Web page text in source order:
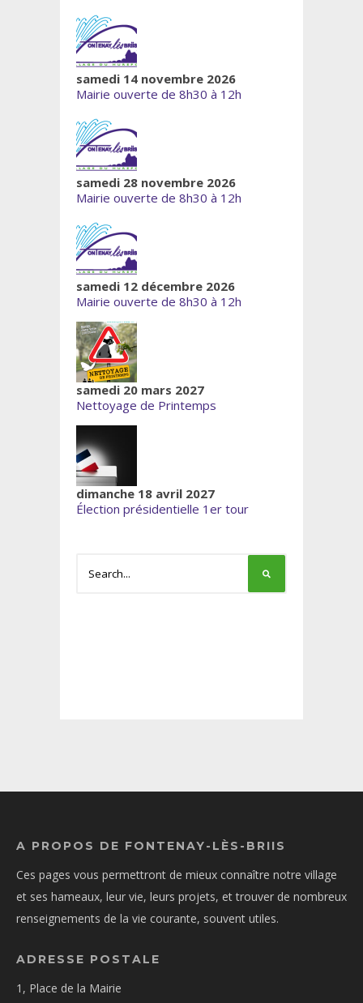
samedi 14 novembre 2026
Mairie ouverte de 8h30 à 12h
samedi 28 novembre 2026
Mairie ouverte de 8h30 à 12h
samedi 12 décembre 2026
Mairie ouverte de 8h30 à 12h
samedi 20 mars 2027
Nettoyage de Printemps
dimanche 18 avril 2027
Élection présidentielle 1er tour
A PROPOS DE FONTENAY-LÈS-BRIIS
Ces pages vous permettront de mieux connaître notre village
et ses hameaux, leur vie, leurs projets, et trouver de nombreux
renseignements de la vie courante, souvent utiles.
ADRESSE POSTALE
1, Place de la Mairie